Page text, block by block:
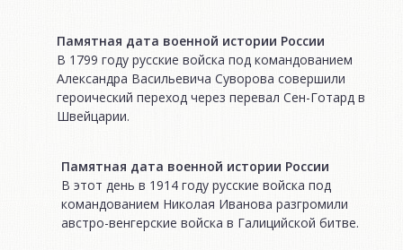
Памятная дата военной истории России
В 1799 году русские войска под командованием
Александра Васильевича Суворова совершили
героический переход через перевал Сен-Готард в
Швейцарии.
Памятная дата военной истории России
В этот день в 1914 году русские войска под
командованием Николая Иванова разгромили
австро-венгерские войска в Галицийской битве.